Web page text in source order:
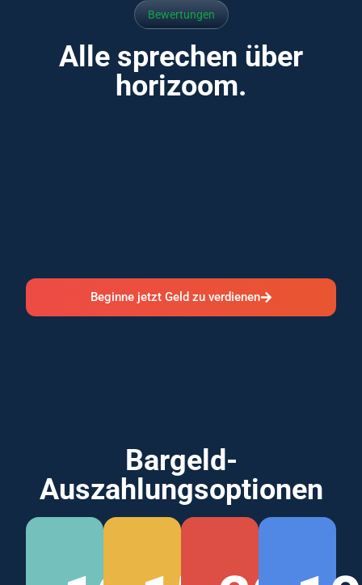
Bewertungen
Alle sprechen über
horizoom.
Beginne jetzt Geld zu verdienen
Bargeld-
Auszahlungsoptionen